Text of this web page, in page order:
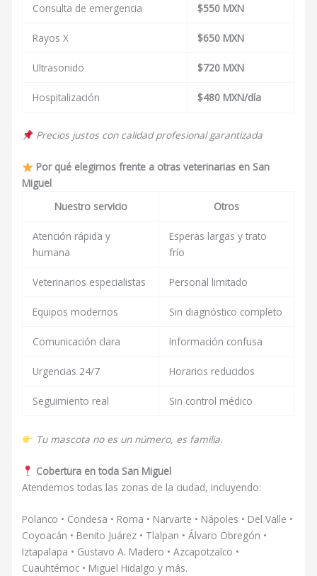
Consulta de emergencia $550 MXN
Rayos X $650 MXN
Ultrasonido $720 MXN
Hospitalización $480 MXN/día
Precios justos con calidad profesional garantizada
Por qué elegirnos frente a otras veterinarias en San
Miguel
Nuestro servicio
Otros
Atención rápida y
humana
Esperas largas y trato
frío
Veterinarios especialistas Personal limitado
Equipos modernos Sin diagnóstico completo
Comunicación clara Información confusa
Urgencias 24/7 Horarios reducidos
Seguimiento real Sin control médico
Tu mascota no es un número, es familia.
Cobertura en toda San Miguel
Atendemos todas las zonas de la ciudad, incluyendo:
Polanco • Condesa • Roma • Narvarte • Nápoles • Del Valle •
Coyoacán • Benito Juárez • Tlalpan • Álvaro Obregón •
Iztapalapa • Gustavo A. Madero • Azcapotzalco •
Cuauhtémoc • Miguel Hidalgo y más.